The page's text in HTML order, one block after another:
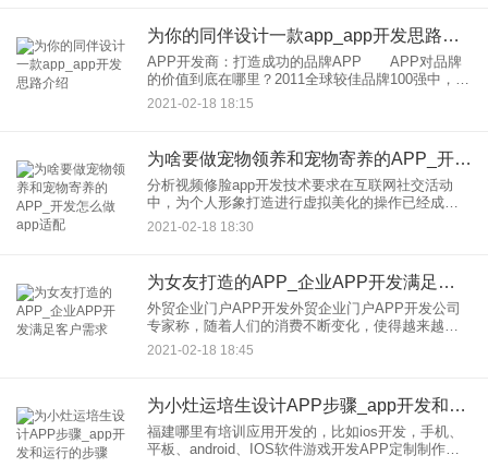
为你的同伴设计一款app_app开发思路介绍
APP开发商：打造成功的品牌APP APP对品牌
的价值到底在哪里？2011全球较佳品牌100强中，
91%拥有APP，你知道么？看到这些数据，但是一
款成功的APP开发需要注意哪些？ 1、产品定
2021-02-18 18:15
为啥要做宠物领养和宠物寄养的APP_开发怎么做app适配
分析视频修脸app开发技术要求在互联网社交活动
中，为个人形象打造进行虚拟美化的操作已经成为
刚需，并且还有强大的修图功能。 爱美是大部分人
的天性，在互联网社交活动中，为个人形象
2021-02-18 18:30
为女友打造的APP_企业APP开发满足客户需求
外贸企业门户APP开发外贸企业门户APP开发公司
专家称，随着人们的消费不断变化，使得越来越来
的商务型门户网站开始向移动APP客户端发展，打
造行业门户APP成为企业拓宽营销渠道的方式之
2021-02-18 18:45
为小灶运培生设计APP步骤_app开发和运行的步骤
福建哪里有培训应用开发的，比如ios开发，手机、
平板、android、IOS软件游戏开发APP定制制作，